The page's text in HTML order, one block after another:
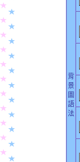
背
景
圖
語
法